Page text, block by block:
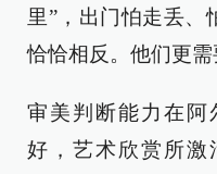
里”，出门怕走丢、
恰恰相反。他们更需
审美判断能力在阿
好，艺术欣赏所激